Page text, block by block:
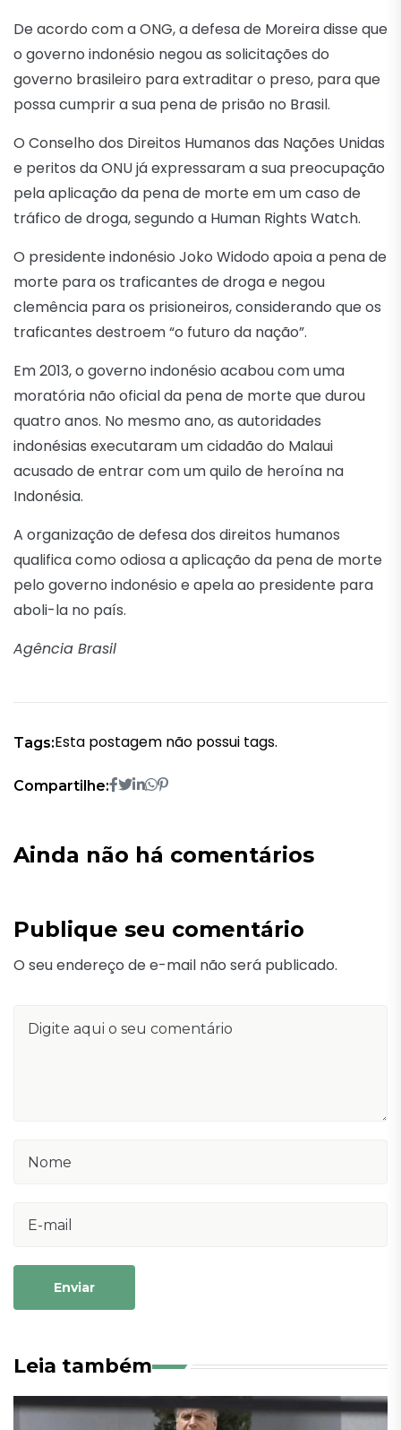
De acordo com a ONG, a defesa de Moreira disse que
o governo indonésio negou as solicitações do
governo brasileiro para extraditar o preso, para que
possa cumprir a sua pena de prisão no Brasil.
O Conselho dos Direitos Humanos das Nações Unidas
e peritos da ONU já expressaram a sua preocupação
pela aplicação da pena de morte em um caso de
tráfico de droga, segundo a Human Rights Watch.
O presidente indonésio Joko Widodo apoia a pena de
morte para os traficantes de droga e negou
clemência para os prisioneiros, considerando que os
traficantes destroem “o futuro da nação”.
Em 2013, o governo indonésio acabou com uma
moratória não oficial da pena de morte que durou
quatro anos. No mesmo ano, as autoridades
indonésias executaram um cidadão do Malaui
acusado de entrar com um quilo de heroína na
Indonésia.
A organização de defesa dos direitos humanos
qualifica como odiosa a aplicação da pena de morte
pelo governo indonésio e apela ao presidente para
aboli-la no país.
Agência Brasil
Tags:Esta postagem não possui tags.
Compartilhe:
Ainda não há comentários
Publique seu comentário
O seu endereço de e-mail não será publicado.
Enviar
Leia também